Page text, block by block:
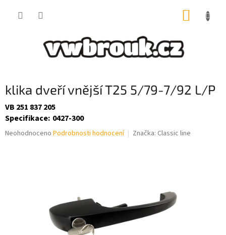
klika dveří vnější T25 5/79-7/92 L/P
VB 251 837 205
Specifikace: 0427-300
Průměrné
Neohodnoceno Podrobnosti hodnocení Značka: Classic line